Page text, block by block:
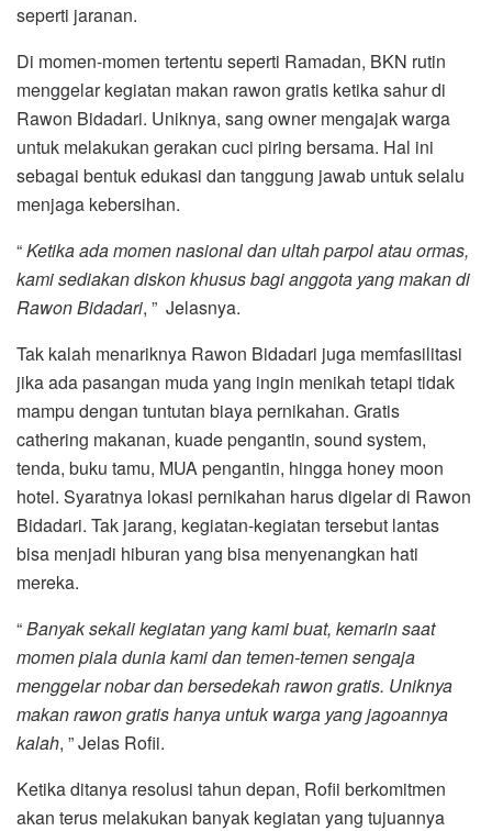
seperti jaranan.
Di momen-momen tertentu seperti Ramadan, BKN rutin
menggelar kegiatan makan rawon gratis ketika sahur di
Rawon Bidadari. Uniknya, sang owner mengajak warga
untuk melakukan gerakan cuci piring bersama. Hal ini
sebagai bentuk edukasi dan tanggung jawab untuk selalu
menjaga kebersihan.
“Ketika ada momen nasional dan ultah parpol atau ormas,
kami sediakan diskon khusus bagi anggota yang makan di
Rawon Bidadari, ” Jelasnya.
Tak kalah menariknya Rawon Bidadari juga memfasilitasi
jika ada pasangan muda yang ingin menikah tetapi tidak
mampu dengan tuntutan biaya pernikahan. Gratis
cathering makanan, kuade pengantin, sound system,
tenda, buku tamu, MUA pengantin, hingga honey moon
hotel. Syaratnya lokasi pernikahan harus digelar di Rawon
Bidadari. Tak jarang, kegiatan-kegiatan tersebut lantas
bisa menjadi hiburan yang bisa menyenangkan hati
mereka.
“Banyak sekali kegiatan yang kami buat, kemarin saat
momen piala dunia kami dan temen-temen sengaja
menggelar nobar dan bersedekah rawon gratis. Uniknya
makan rawon gratis hanya untuk warga yang jagoannya
kalah, ” Jelas Rofii.
Ketika ditanya resolusi tahun depan, Rofii berkomitmen
akan terus melakukan banyak kegiatan yang tujuannya